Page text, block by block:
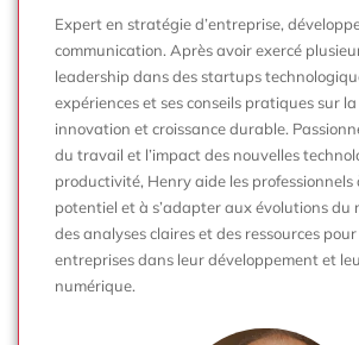
Expert en stratégie d’entreprise,
communication. Après avoir exercé
leadership dans des startups
expériences et ses conseils pratiques sur
innovation et croissance durable.
du travail et l’impact des nouvelles
productivité, Henry aide les professionnels
potentiel et à s’adapter aux évolutions du
des analyses claires et des ressources
entreprises dans leur développement et
numérique.